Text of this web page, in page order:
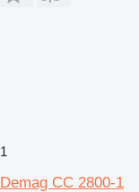
1
Demag CC 2800-1